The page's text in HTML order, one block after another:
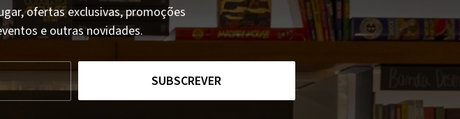
ofertas exclusivas, promoções
e outras novidades.
SUBSCREVER